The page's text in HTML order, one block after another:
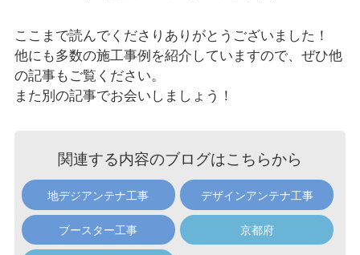
ここまで読んでくださりありがとうございました！
他にも多数の施工事例を紹介していますので、ぜひ他
の記事もご覧ください。
また別の記事でお会いしましょう！
関連する内容のブログはこちらから
地デジアンテナ工事 デザインアンテナ工事
ブースター工事 京都府